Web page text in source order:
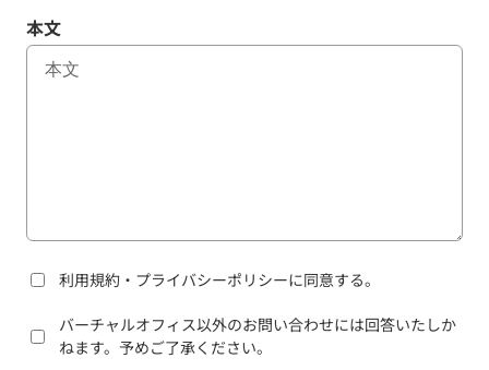
本文
利用規約・プライバシーポリシーに同意する。
バーチャルオフィス以外のお問い合わせには回答いたしか
ねます。予めご了承ください。